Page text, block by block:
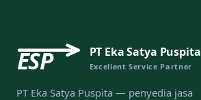
ESP PT Eka Satya Puspita
Excellent Service Partner
PT Eka Satya Puspita — penyedia jasa